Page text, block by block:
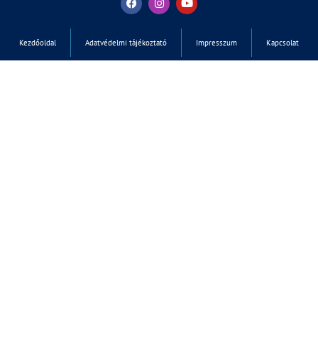
Kezdőoldal Adatvédelmi tájékoztató Impresszum Kapcsolat